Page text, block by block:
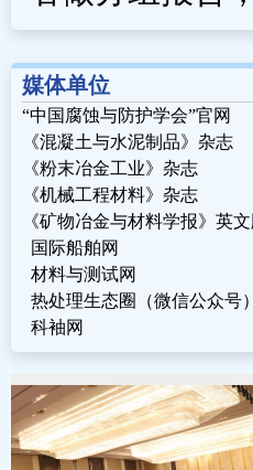
媒体单位
“中国腐蚀与防护学会”官网
《混凝土与水泥制品》杂志
《粉末冶金工业》杂志
《机械工程材料》杂志
《矿物冶金与材料学报》英文
国际船舶网
材料与测试网
热处理生态圈（微信公众号）
科袖网